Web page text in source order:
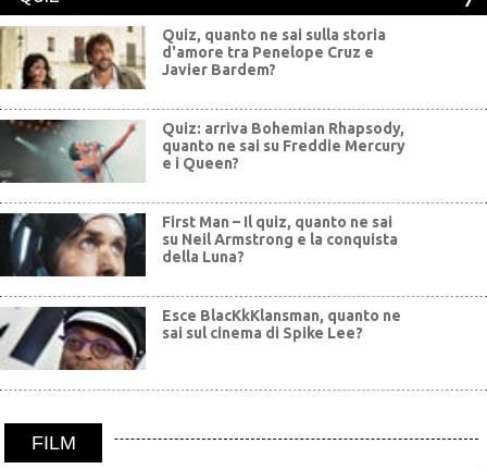
Quiz, quanto ne sai sulla storia
d'amore tra Penelope Cruz e
Javier Bardem?
Quiz: arriva Bohemian Rhapsody,
quanto ne sai su Freddie Mercury
e i Queen?
First Man – Il quiz, quanto ne sai
su Neil Armstrong e la conquista
della Luna?
Esce BlacKkKlansman, quanto ne
sai sul cinema di Spike Lee?